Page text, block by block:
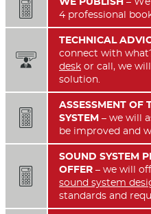

4 professional

TECHNICAL
connect with
desk or call, we
solution.

ASSESSMENT OF
SYSTEM – we will
be improved and

SOUND SYSTEM
OFFER – we will
sound system
standards and